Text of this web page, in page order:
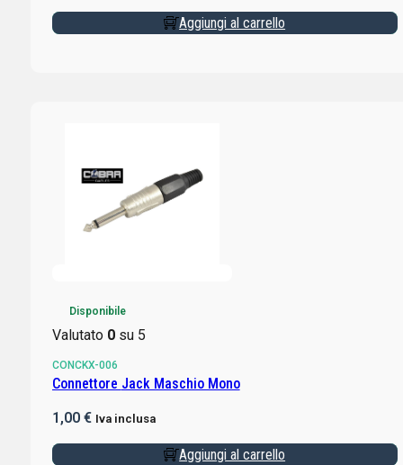
Aggiungi al carrello
Disponibile
Valutato 0su 5
CONCKX-006
Connettore Jack Maschio Mono
1,00 € Iva inclusa
Aggiungi al carrello